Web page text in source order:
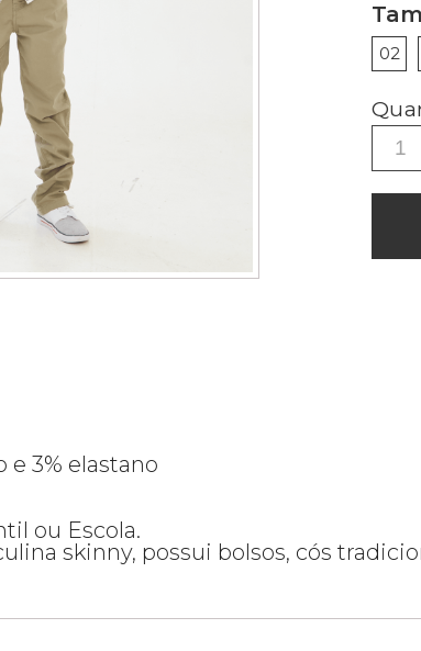
02
e 3% elastano
ou Escola.
skinny, possui bolsos, cós